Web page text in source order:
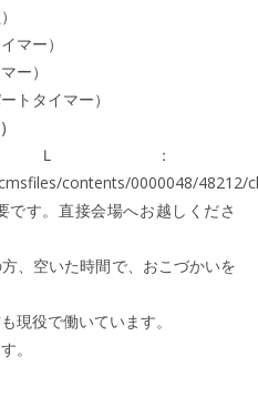
マー）
ー）
トタイマー）
Ｌ ：
contents/0000048/48212/
す。直接会場へお越しくださ
、空いた時間で、おこづかいを
現役で働いています。
。